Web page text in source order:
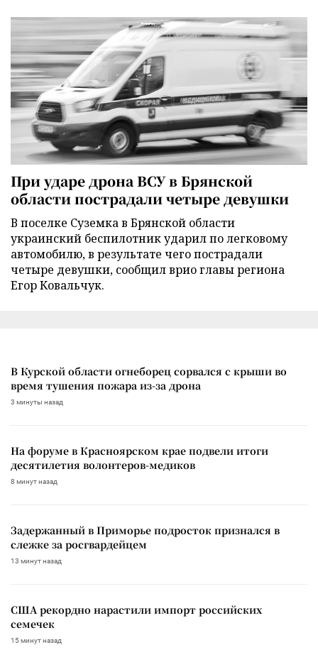
При ударе дрона ВСУ в Брянской
области пострадали четыре девушки
В поселке Суземка в Брянской области
украинский беспилотник ударил по легковому
автомобилю, в результате чего пострадали
четыре девушки, сообщил врио главы региона
Егор Ковальчук.
В Курской области огнеборец сорвался с крыши во
время тушения пожара из-за дрона
3 минуты назад
На форуме в Красноярском крае подвели итоги
десятилетия волонтеров-медиков
8 минут назад
Задержанный в Приморье подросток признался в
слежке за росгвардейцем
13 минут назад
США рекордно нарастили импорт российских
семечек
15 минут назад